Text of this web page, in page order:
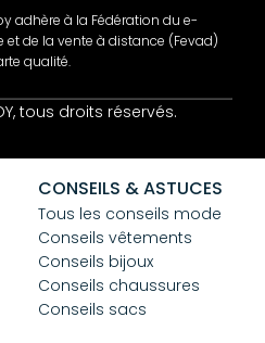
adhère à la Fédération du e-
et de la vente à distance (Fevad)
qualité.
tous droits réservés.
CONSEILS & ASTUCES
Tous les conseils mode
Conseils vêtements
Conseils bijoux
Conseils chaussures
Conseils sacs